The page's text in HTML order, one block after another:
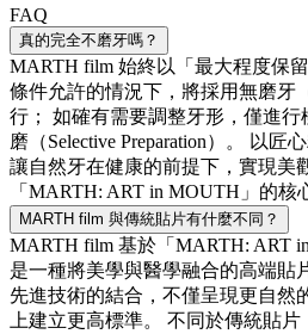
FAQ
真的完全不磨牙嗎？
MARTH film 始終以「最大程度保
條件允許的情況下，將採用無磨牙
行； 如確有需要調整牙形，僅進
磨（Selective Preparation）。 以匠
讓自然牙在健康的前提下，實現美
「MARTH: ART in MOUTH」的核
MARTH film 與傳統貼片有什麼不同？
MARTH film 基於「MARTH: ART
是一種將美學與醫學融合的高端貼
先進技術的結合，不僅呈現更自然
上建立更高標準。 不同於傳統貼